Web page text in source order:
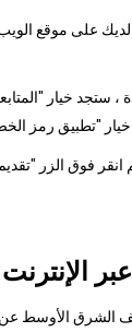
لديك على موقع
، ستجد خيار
"تطبيق رمز
الشرق الأوسط